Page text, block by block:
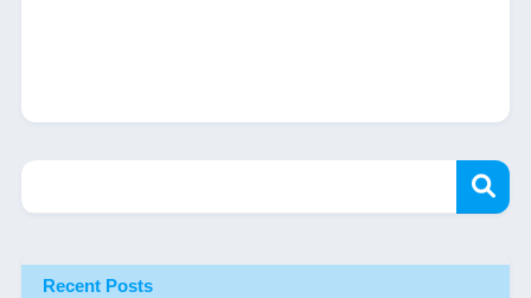
Recent Posts